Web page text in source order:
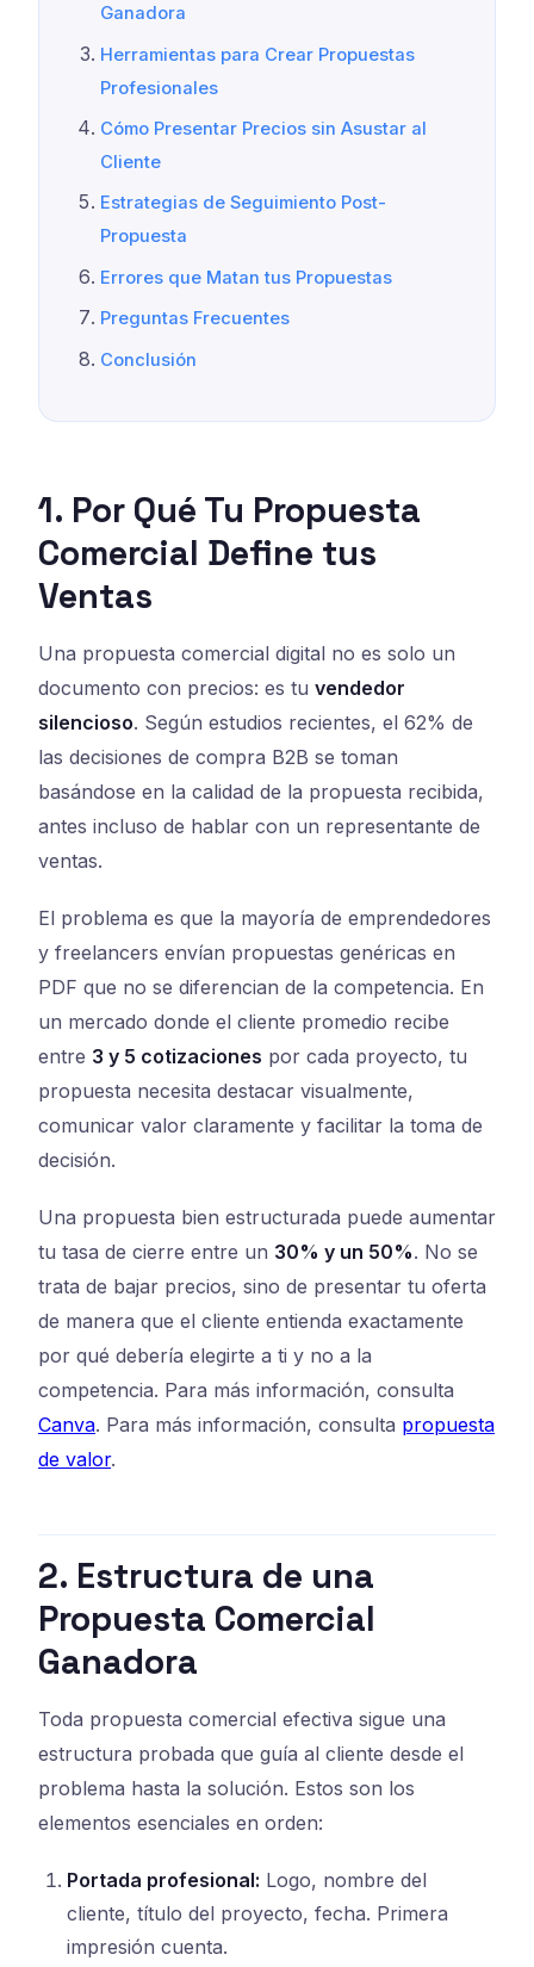
Ganadora
Herramientas para Crear Propuestas
Profesionales
Cómo Presentar Precios sin Asustar al
Cliente
Estrategias de Seguimiento Post-
Propuesta
Errores que Matan tus Propuestas
Preguntas Frecuentes
Conclusión
1. Por Qué Tu Propuesta
Comercial Define tus
Ventas
Una propuesta comercial digital no es solo un
documento con precios: es tu vendedor
silencioso. Según estudios recientes, el 62% de
las decisiones de compra B2B se toman
basándose en la calidad de la propuesta recibida,
antes incluso de hablar con un representante de
ventas.
El problema es que la mayoría de emprendedores
y freelancers envían propuestas genéricas en
PDF que no se diferencian de la competencia. En
un mercado donde el cliente promedio recibe
entre 3 y 5 cotizaciones por cada proyecto, tu
propuesta necesita destacar visualmente,
comunicar valor claramente y facilitar la toma de
decisión.
Una propuesta bien estructurada puede aumentar
tu tasa de cierre entre un 30% y un 50%. No se
trata de bajar precios, sino de presentar tu oferta
de manera que el cliente entienda exactamente
por qué debería elegirte a ti y no a la
competencia. Para más información, consulta
Canva. Para más información, consulta propuesta
de valor.
2. Estructura de una
Propuesta Comercial
Ganadora
Toda propuesta comercial efectiva sigue una
estructura probada que guía al cliente desde el
problema hasta la solución. Estos son los
elementos esenciales en orden:
Portada profesional: Logo, nombre del
cliente, título del proyecto, fecha. Primera
impresión cuenta.